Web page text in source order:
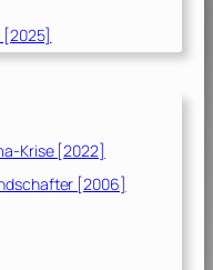
[2025]
Krise [2022]
[2006]